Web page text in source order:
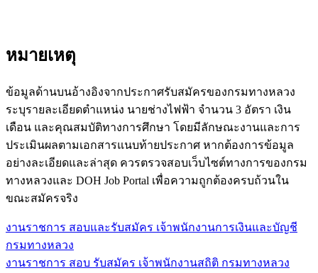
หมายเหตุ
ข้อมูลด้านบนอ้างอิงจากประกาศรับสมัครของกรมทางหลวง
ระบุรายละเอียดตำแหน่ง นายช่างไฟฟ้า จำนวน 3 อัตรา เงิน
เดือน และคุณสมบัติทางการศึกษา โดยมีลักษณะงานและการ
ประเมินผลตามเอกสารแนบท้ายประกาศ หากต้องการข้อมูล
อย่างละเอียดและล่าสุด ควรตรวจสอบเว็บไซต์ทางการของกรม
ทางหลวงและ DOH Job Portal เพื่อความถูกต้องครบถ้วนใน
ขณะสมัครจริง
แนะแนว
เรื่อง
งานราชการ สอบและรับสมัคร เจ้าพนักงานการเงินและบัญชี
กรมทางหลวง
งานราชการ สอบ รับสมัคร เจ้าพนักงานสถิติ กรมทางหลวง